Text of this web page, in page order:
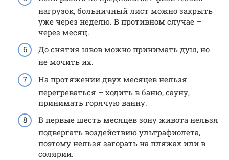
нагрузок, больничный лист можно закрыть
уже через неделю. В противном случае –
через месяц.
До снятия швов можно принимать душ, но
не мочить их.
На протяжении двух месяцев нельзя
перегреваться – ходить в баню, сауну,
принимать горячую ванну.
В первые шесть месяцев зону живота нельзя
подвергать воздействию ультрафиолета,
поэтому нельзя загорать на пляжах или в
солярии.